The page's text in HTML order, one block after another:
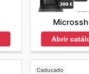
Abrir
Caducado